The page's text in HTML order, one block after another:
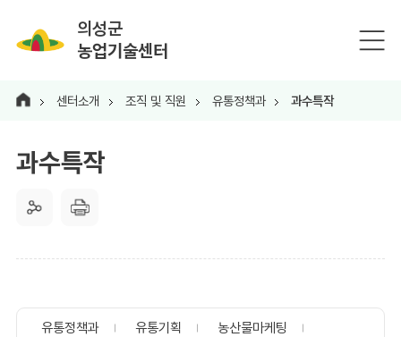
의성군
농업기술센터
센터소개 조직 및 직원 유통정책과 과수특작
과수특작
유통정책과 유통기획
농산물마케팅